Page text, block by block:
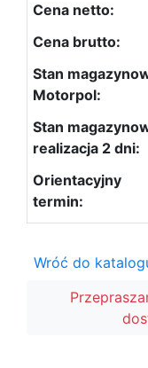
Wróć do